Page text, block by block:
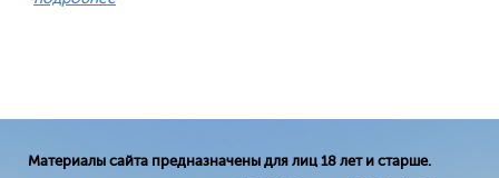
Материалы сайта предназначены для лиц 18 лет и старше.